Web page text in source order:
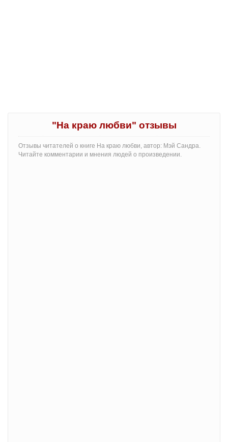
"На краю любви" отзывы
Отзывы читателей о книге На краю любви, автор: Мэй Сандра.
Читайте комментарии и мнения людей о произведении.